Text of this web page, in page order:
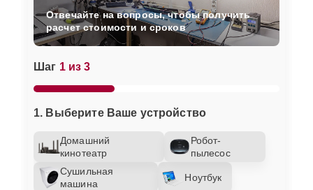
Шаг 1 из 3
1. Выберите Ваше устройство
Домашний
кинотеатр
Робот-
пылесос
Сушильная
машина
Ноутбук
Отвечайте на вопросы, чтобы получить
расчет стоимости и сроков